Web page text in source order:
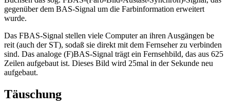
gegenüber dem BAS-Signal um die Farbinformation erweitert
wurde.
Das FBAS-Signal stellen viele Computer an ihren Ausgängen be
reit (auch der ST), sodaß sie direkt mit dem Fernseher zu verbinden
sind. Das analoge (F)BAS-Signal trägt ein Fernsehbild, das aus 625
Zeilen aufgebaut ist. Dieses Bild wird 25mal in der Sekunde neu
aufgebaut.
Täuschung